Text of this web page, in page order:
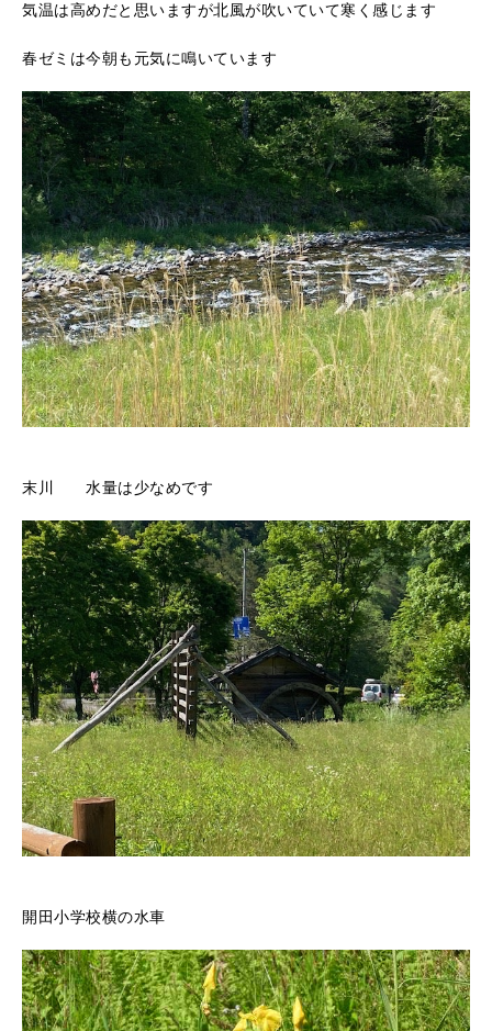
気温は高めだと思いますが北風が吹いていて寒く感じます
春ゼミは今朝も元気に鳴いています
末川 水量は少なめです
開田小学校横の水車